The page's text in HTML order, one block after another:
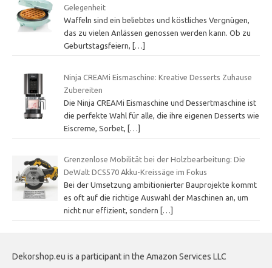
Gelegenheit
Waffeln sind ein beliebtes und köstliches Vergnügen,
das zu vielen Anlässen genossen werden kann. Ob zu
Geburtstagsfeiern,
[…]
Ninja CREAMi Eismaschine: Kreative Desserts Zuhause
Zubereiten
Die Ninja CREAMi Eismaschine und Dessertmaschine ist
die perfekte Wahl für alle, die ihre eigenen Desserts wie
Eiscreme, Sorbet, […]
Grenzenlose Mobilität bei der Holzbearbeitung: Die
DeWalt DCS570 Akku-Kreissäge im Fokus
Bei der Umsetzung ambitionierter Bauprojekte kommt
es oft auf die richtige Auswahl der Maschinen an, um
nicht nur effizient, sondern
[…]
Dekorshop.eu is a participant in the Amazon Services LLC